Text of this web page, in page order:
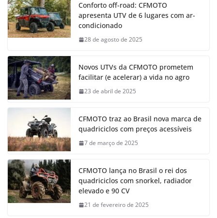
Conforto off-road: CFMOTO
apresenta UTV de 6 lugares com ar-
condicionado
28 de agosto de 2025
Novos UTVs da CFMOTO prometem
facilitar (e acelerar) a vida no agro
23 de abril de 2025
CFMOTO traz ao Brasil nova marca de
quadriciclos com preços acessíveis
7 de março de 2025
CFMOTO lança no Brasil o rei dos
quadriciclos com snorkel, radiador
elevado e 90 CV
21 de fevereiro de 2025